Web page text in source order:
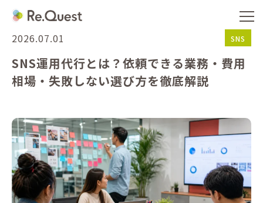
2026.07.01 SNS
SNS運用代行とは？依頼できる業務・費用
相場・失敗しない選び方を徹底解説